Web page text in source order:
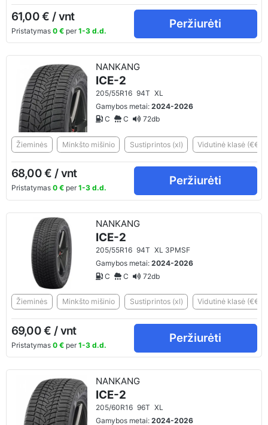
61,00 € / vnt
Pristatymas 0 €per 1-3 d.d.
Peržiurėti
NANKANG
ICE-2
205/55R16 94T XL
Gamybos metai:2024-2026
C
C 72db
Žieminės Minkšto mišinio Sustiprintos (xl) Vidutinė klasė (€€)
68,00 € / vnt
Pristatymas 0 €per 1-3 d.d.
Peržiurėti
NANKANG
ICE-2
205/55R16 94T XL 3PMSF
Gamybos metai:2024-2026
C
C 72db
Žieminės Minkšto mišinio Sustiprintos (xl) Vidutinė klasė (€€)
69,00 € / vnt
Pristatymas 0 €per 1-3 d.d.
Peržiurėti
NANKANG
ICE-2
205/60R16 96T XL
Gamybos metai:2024-2026